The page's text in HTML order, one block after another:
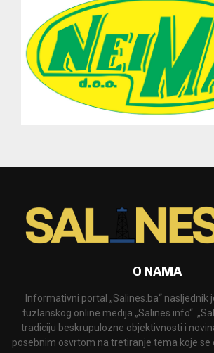
O NAMA
Informativni portal „Salines.ba“ nasljednik
tuzlanskog online medija „Salines.info“.
tradiciju beskrupulozne objektivnosti i
posebnim osvrtom na tretiranje tema koje se